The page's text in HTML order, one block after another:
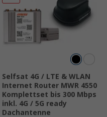
Selfsat 4G / LTE & WLAN
Internet Router MWR 4550
Komplettset bis 300 Mbps
inkl. 4G / 5G ready
Dachantenne